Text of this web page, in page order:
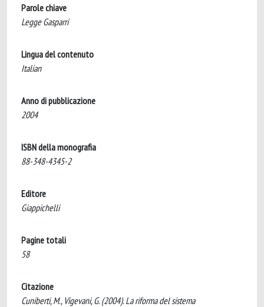
Parole chiave
Legge Gasparri
Lingua del contenuto
Italian
Anno di pubblicazione
2004
ISBN della monografia
88-348-4345-2
Editore
Giappichelli
Pagine totali
58
Citazione
Cuniberti, M., Vigevani, G. (2004). La riforma del sistema